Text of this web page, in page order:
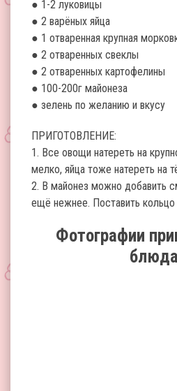
● 1-2 луковицы
● 2 варёных яйца
● 1 отваренная крупная
● 2 отваренных свеклы
● 2 отваренных картофелины
● 100-200г майонеза
● зелень по желанию и вкусу
ПРИГОТОВЛЕНИЕ:
1. Все овощи натереть на
мелко, яйца тоже натереть на
2. В майонез можно добавить
ещё нежнее. Поставить кольцо
Фотографии